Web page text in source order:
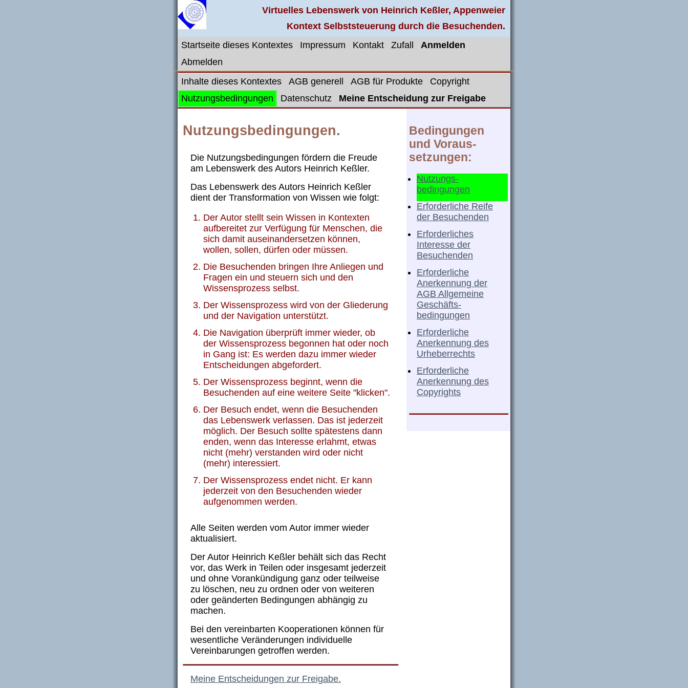
Virtuelles Lebenswerk von Heinrich Keßler, Appenweier
Kontext Selbststeuerung durch die Besuchenden.
Startseite dieses Kontextes
Impressum Kontakt Zufall
Anmelden
Abmelden
Inhalte dieses Kontextes
AGB generell AGB für Produkte
Copyright
Nutzungsbedingungen
Datenschutz Meine Entscheidung zur Freigabe
Nutzungsbedingungen.
Die Nutzungsbedingungen fördern die Freude
am Lebenswerk des Autors Heinrich Keßler.
Das Lebenswerk des Autors Heinrich Keßler
dient der Transformation von Wissen wie folgt:
Der Autor stellt sein Wissen in Kontexten
aufbereitet zur Verfügung für Menschen, die
sich damit auseinandersetzen können,
wollen, sollen, dürfen oder müssen.
Die Besuchenden bringen Ihre Anliegen und
Fragen ein und steuern sich und den
Wissensprozess selbst.
Der Wissensprozess wird von der Gliederung
und der Navigation unterstützt.
Die Navigation überprüft immer wieder, ob
der Wissensprozess begonnen hat oder noch
in Gang ist: Es werden dazu immer wieder
Entscheidungen abgefordert.
Der Wissensprozess beginnt, wenn die
Besuchenden auf eine weitere Seite "klicken".
Der Besuch endet, wenn die Besuchenden
das Lebenswerk verlassen. Das ist jederzeit
möglich. Der Besuch sollte spätestens dann
enden, wenn das Interesse erlahmt, etwas
nicht (mehr) verstanden wird oder nicht
(mehr) interessiert.
Der Wissensprozess endet nicht. Er kann
jederzeit von den Besuchenden wieder
aufgenommen werden.
Alle Seiten werden vom Autor immer wieder
aktualisiert.
Der Autor Heinrich Keßler behält sich das Recht
vor, das Werk in Teilen oder insgesamt jederzeit
und ohne Vorankündigung ganz oder teilweise
zu löschen, neu zu ordnen oder von weiteren
oder geänderten Bedingungen abhängig zu
machen.
Bei den vereinbarten Kooperationen können für
wesentliche Veränderungen individuelle
Vereinbarungen getroffen werden.
Meine Entscheidungen zur Freigabe.
Bedingungen
und Voraus-
setzungen:
Nutzungs-
bedingungen
Erforderliche Reife
der Besuchenden
Erforderliches
Interesse der
Besuchenden
Erforderliche
Anerkennung der
AGB Allgemeine
Geschäfts-
bedingungen
Erforderliche
Anerkennung des
Urheberrechts
Erforderliche
Anerkennung des
Copyrights